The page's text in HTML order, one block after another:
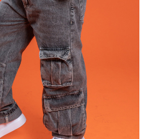
SELECIONAR MAIS